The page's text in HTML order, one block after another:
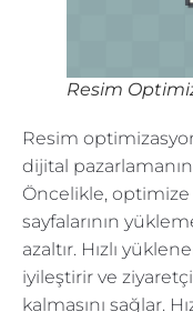
Resim
Resim
dijital
Öncelikle,
sayfalarının
azaltır. Hızlı
iyileştirir ve
kalmasını sağlar.